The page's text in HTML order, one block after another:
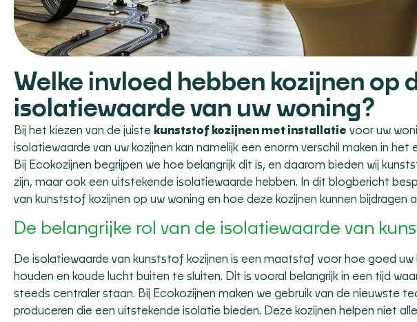
Welke invloed hebben kozijnen op
isolatiewaarde van uw woning?
Bij het kiezen van de juiste kunststof kozijnen met installatie voor uw
isolatiewaarde van uw kozijnen kan namelijk een enorm verschil maken in
Bij Ecokozijnen begrijpen we hoe belangrijk dit is, en daarom bieden wij
zijn, maar ook een uitstekende isolatiewaarde hebben. In dit blogbericht
van kunststof kozijnen op uw woning en hoe deze kozijnen kunnen bijdragen
De belangrijke rol van de isolatiewaarde van
De isolatiewaarde van kunststof kozijnen is een maatstaf voor hoe goed uw
houden en koude lucht buiten te sluiten. Dit is vooral belangrijk in een tijd
steeds centraler staan. Bij Ecokozijnen maken we gebruik van de nieuwste
produceren die een uitstekende isolatie bieden. Deze kozijnen helpen niet